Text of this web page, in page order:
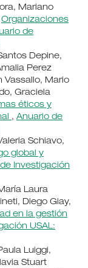
Mariano
Organizaciones
de
Depine,
Perez
Vassallo, Mario
Graciela
éticos y
, Anuario de
Schiavo,
global y
Investigación
Laura
Diego Giay,
en la gestión
USAL:
Luiggi,
Stuart